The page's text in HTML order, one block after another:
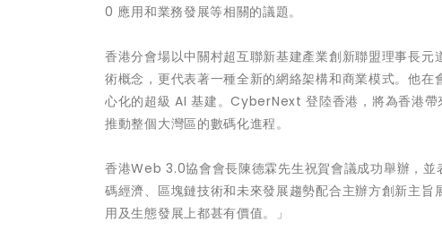
0 應用和業務發展等相關的議題。
香港分會場以中關村超互聯新基建產業創新聯盟理事長
術概念，更代表著一種全新的網絡架構和商業模式。他
心化的超級 AI 基建。CyberNext 登陸香港，將為香港
推動整個大灣區的數碼化進程。
香港Web 3.0協會會長陳德霖先生祝賀會議成功舉辦，
碼經濟、區塊鏈技術和未來發展趨勢配合主辦方創新主
用及生態發展上都甚有價值。」